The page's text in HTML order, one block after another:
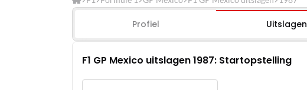
Profiel Uitslagen
F1 GP Mexico uitslagen 1987: Startopstelling